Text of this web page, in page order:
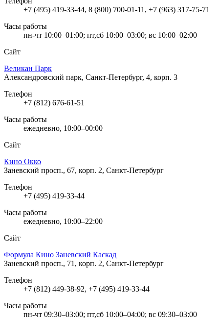
+7 (495) 419-33-44, 8 (800) 700-01-11, +7 (963) 317-75-71
Часы работы
пн-чт 10:00–01:00; пт,сб 10:00–03:00; вс 10:00–02:00
Сайт
Великан Парк
Александровский парк, Санкт-Петербург, 4, корп. 3
Телефон
+7 (812) 676-61-51
Часы работы
ежедневно, 10:00–00:00
Сайт
Кино Окко
Заневский просп., 67, корп. 2, Санкт-Петербург
Телефон
+7 (495) 419-33-44
Часы работы
ежедневно, 10:00–22:00
Сайт
Формула Кино Заневский Каскад
Заневский просп., 71, корп. 2, Санкт-Петербург
Телефон
+7 (812) 449-38-92, +7 (495) 419-33-44
Часы работы
пн-чт 09:30–03:00; пт,сб 10:00–04:00; вс 09:30–03:00